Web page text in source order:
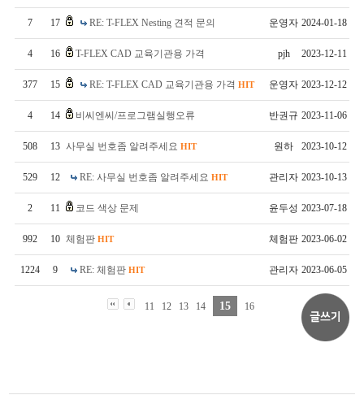
7 17 RE: T-FLEX Nesting 견적 문의 운영자 2024-01-18
4 16 T-FLEX CAD 교육기관용 가격 pjh 2023-12-11
377 15 RE: T-FLEX CAD 교육기관용 가격 HIT 운영자 2023-12-12
4 14 비씨엔씨/프로그램실행오류 반권규 2023-11-06
508 13 사무실 번호좀 알려주세요 HIT 원하 2023-10-12
529 12 RE: 사무실 번호좀 알려주세요 HIT 관리자 2023-10-13
2 11 코드 색상 문제 윤두성 2023-07-18
992 10 체험판 HIT 체험판 2023-06-02
1224 9 RE: 체험판 HIT 관리자 2023-06-05
11 12 13 14 15 16